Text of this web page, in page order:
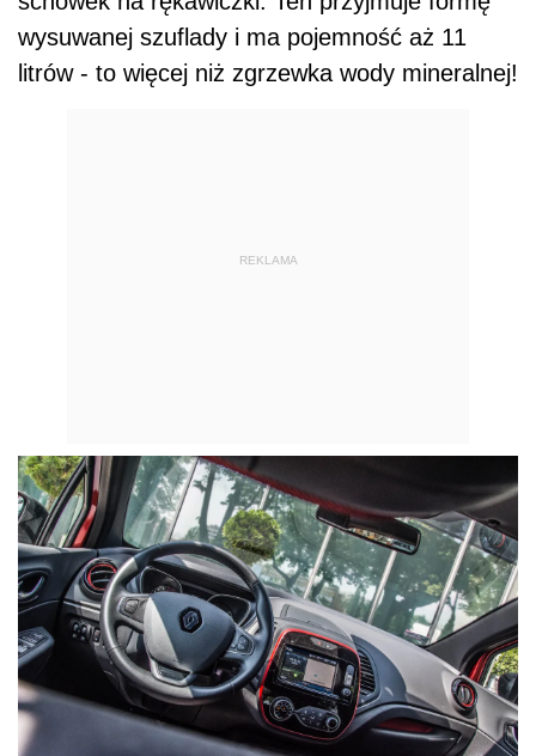
wysuwanej szuflady i ma pojemność aż 11
litrów - to więcej niż zgrzewka wody mineralnej!
REKLAMA